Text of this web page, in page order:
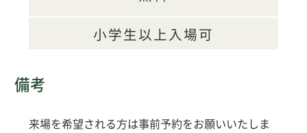
小学生以上入場可
備考
来場を希望される方は事前予約をお願いいたしま